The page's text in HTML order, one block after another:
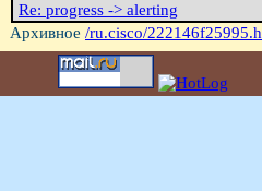
Re: progress -> alerting
Архивное /ru.cisco/